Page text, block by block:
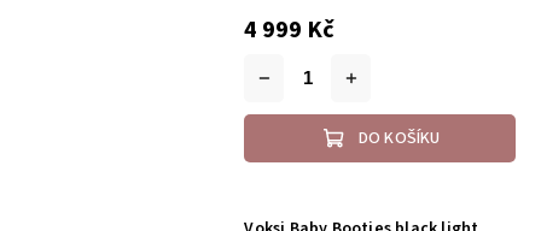
4 999 Kč
DO KOŠÍKU